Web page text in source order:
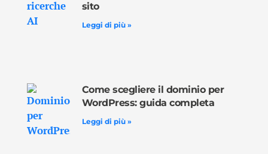
sito
Leggi di più »
Come scegliere il dominio per
WordPress: guida completa
Leggi di più »